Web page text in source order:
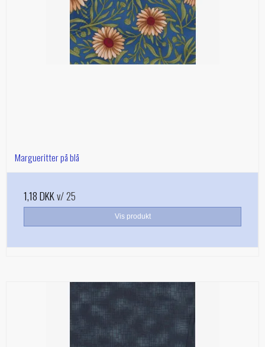
Margueritter på blå
1,18 DKKv/ 25
Vis produkt